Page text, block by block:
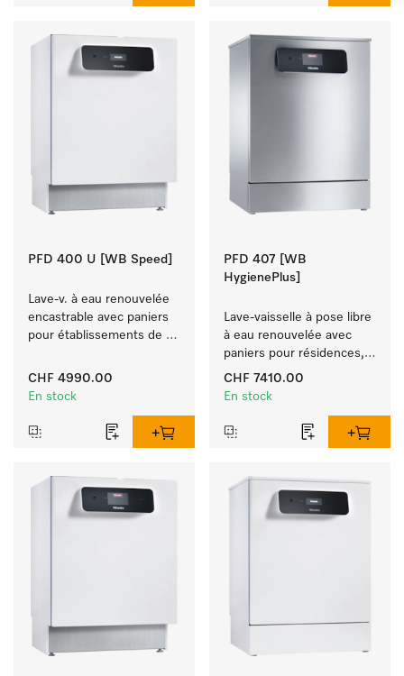
PFD 400 U [WB Speed]
Lave-v. à eau renouvelée
encastrable avec paniers
pour établissements de
boulangeries.
CHF 4990.00
En stock
PFD 407 [WB
HygienePlus]
Lave-vaisselle à pose libre
à eau renouvelée avec
paniers pour résidences,
jardins d'enfants et
espaces à exigence
CHF 7410.00
En stock